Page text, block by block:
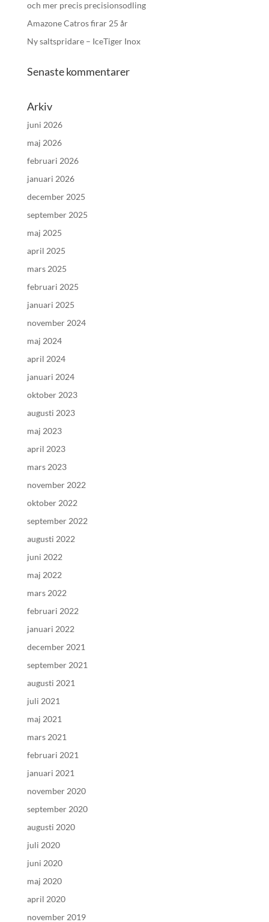
och mer precis precisionsodling
Amazone Catros firar 25 år
Ny saltspridare – IceTiger Inox
Senaste kommentarer
Arkiv
juni 2026
maj 2026
februari 2026
januari 2026
december 2025
september 2025
maj 2025
april 2025
mars 2025
februari 2025
januari 2025
november 2024
maj 2024
april 2024
januari 2024
oktober 2023
augusti 2023
maj 2023
april 2023
mars 2023
november 2022
oktober 2022
september 2022
augusti 2022
juni 2022
maj 2022
mars 2022
februari 2022
januari 2022
december 2021
september 2021
augusti 2021
juli 2021
maj 2021
mars 2021
februari 2021
januari 2021
november 2020
september 2020
augusti 2020
juli 2020
juni 2020
maj 2020
april 2020
november 2019